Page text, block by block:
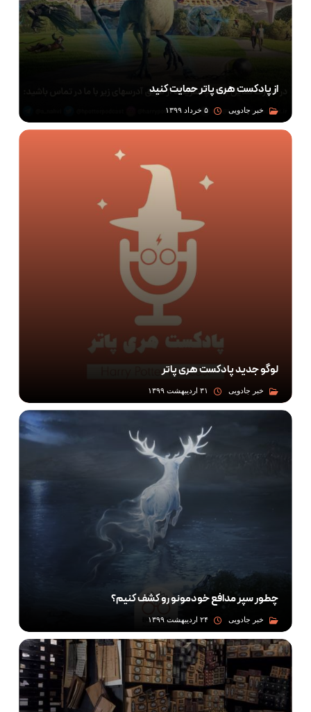
از پادکست هری پاتر حمایت کنید
۵ خرداد ۱۳۹۹ خبر جادویی
لوگو جدید پادکست هری پاتر
۳۱ اردیبهشت ۱۳۹۹ خبر جادویی
چطور سپر مدافع خودمونو رو کشف کنیم؟
۲۴ اردیبهشت ۱۳۹۹ خبر جادویی